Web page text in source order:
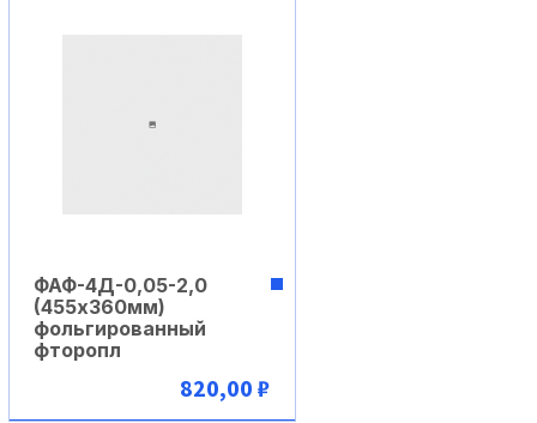
ФАФ-4Д-0,05-2,0
(455х360мм)
фольгированный
фторопл
820,00 ₽